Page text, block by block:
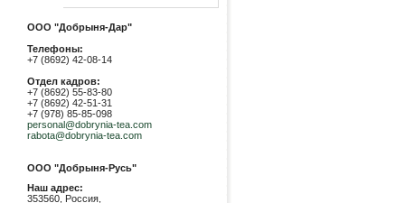
ООО "Добрыня-Дар"
Телефоны:
+7 (8692) 42-08-14
Отдел кадров:
+7 (8692) 55-83-80
+7 (8692) 42-51-31
+7 (978) 85-85-098
personal@dobrynia-tea.com
rabota@dobrynia-tea.com
ООО "Добрыня-Русь"
Наш адрес:
353560, Россия,